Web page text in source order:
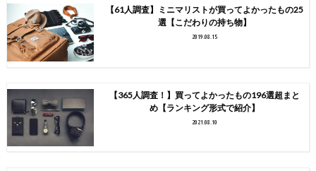
【61人調査】ミニマリストが買ってよかったもの25
選【こだわりの持ち物】
2019.08.15
【365人調査！】買ってよかったもの196選超まと
め【ランキング形式で紹介】
2021.08.10